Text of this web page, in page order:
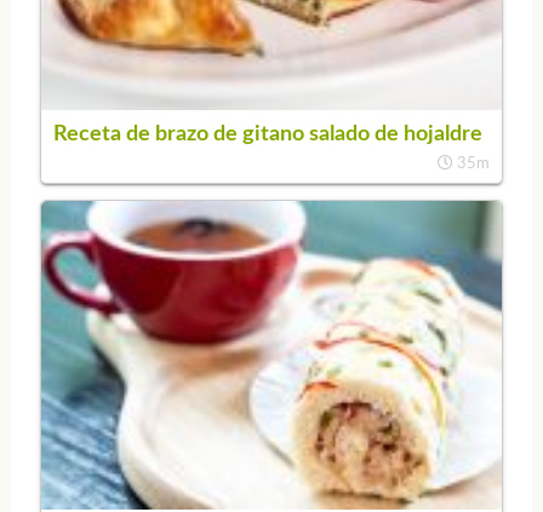
Receta de brazo de gitano salado de hojaldre
35m